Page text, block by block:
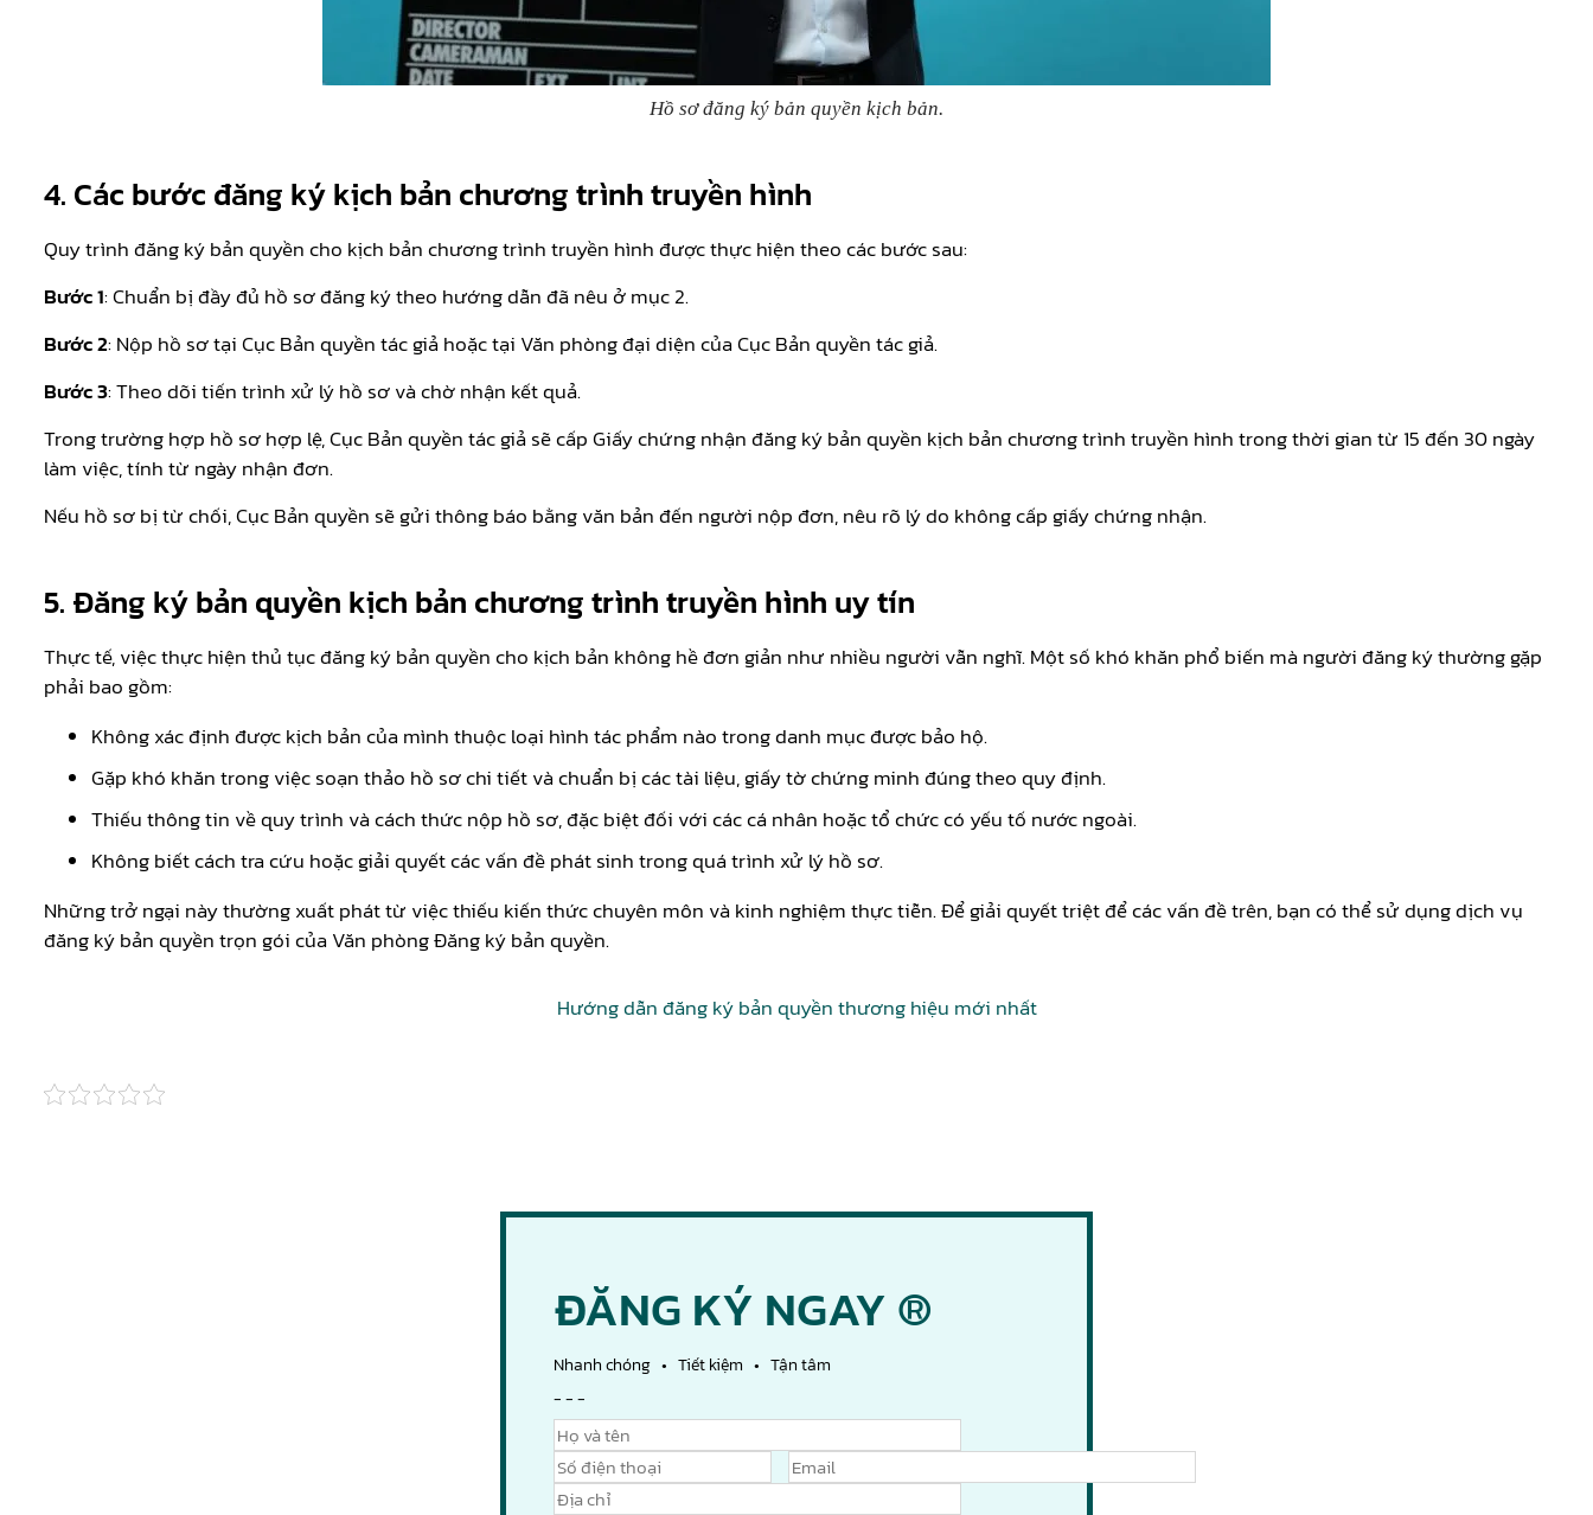
Hồ sơ đăng ký bản quyền kịch bản.
4. Các bước đăng ký kịch bản chương trình truyền hình
Quy trình đăng ký bản quyền cho kịch bản chương trình truyền hình được thực hiện theo các bước sau:
Bước 1: Chuẩn bị đầy đủ hồ sơ đăng ký theo hướng dẫn đã nêu ở mục 2.
Bước 2: Nộp hồ sơ tại Cục Bản quyền tác giả hoặc tại Văn phòng đại diện của Cục Bản quyền tác giả.
Bước 3: Theo dõi tiến trình xử lý hồ sơ và chờ nhận kết quả.
Trong trường hợp hồ sơ hợp lệ, Cục Bản quyền tác giả sẽ cấp Giấy chứng nhận đăng ký bản quyền kịch bản chương trình truyền hình trong thời gian từ 15 đến 30 ngày
làm việc, tính từ ngày nhận đơn.
Nếu hồ sơ bị từ chối, Cục Bản quyền sẽ gửi thông báo bằng văn bản đến người nộp đơn, nêu rõ lý do không cấp giấy chứng nhận.
5. Đăng ký bản quyền kịch bản chương trình truyền hình uy tín
Thực tế, việc thực hiện thủ tục đăng ký bản quyền cho kịch bản không hề đơn giản như nhiều người vẫn nghĩ. Một số khó khăn phổ biến mà người đăng ký thường gặp
phải bao gồm:
Không xác định được kịch bản của mình thuộc loại hình tác phẩm nào trong danh mục được bảo hộ.
Gặp khó khăn trong việc soạn thảo hồ sơ chi tiết và chuẩn bị các tài liệu, giấy tờ chứng minh đúng theo quy định.
Thiếu thông tin về quy trình và cách thức nộp hồ sơ, đặc biệt đối với các cá nhân hoặc tổ chức có yếu tố nước ngoài.
Không biết cách tra cứu hoặc giải quyết các vấn đề phát sinh trong quá trình xử lý hồ sơ.
Những trở ngại này thường xuất phát từ việc thiếu kiến thức chuyên môn và kinh nghiệm thực tiễn. Để giải quyết triệt để các vấn đề trên, bạn có thể sử dụng dịch vụ
đăng ký bản quyền trọn gói của Văn phòng Đăng ký bản quyền.
Hướng dẫn đăng ký bản quyền thương hiệu mới nhất
ĐĂNG KÝ NGAY ®
Nhanh chóng • Tiết kiệm • Tận tâm
- - -